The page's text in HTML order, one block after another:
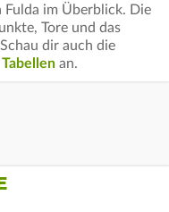
Fulda im Überblick. Die
Tore und das
dir auch die
an.